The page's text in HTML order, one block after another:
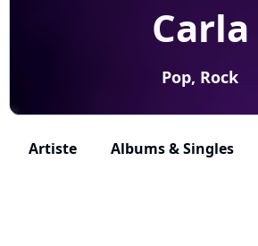
Carla
Pop, Rock
Artiste Albums & Singles